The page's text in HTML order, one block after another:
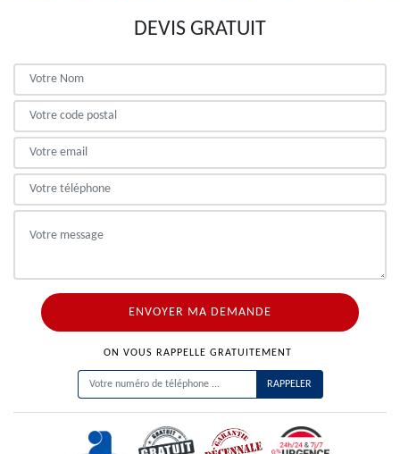
DEVIS GRATUIT
ON VOUS RAPPELLE GRATUITEMENT